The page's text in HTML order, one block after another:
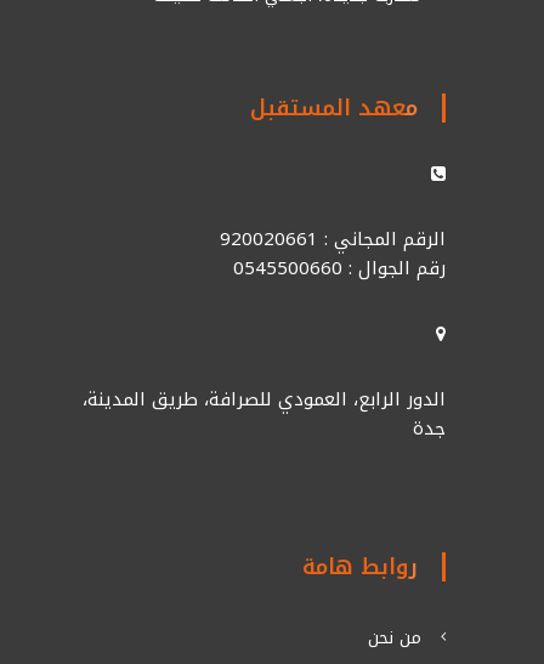
معهد المستقبل
الرقم المجاني : 920020661
رقم الجوال : 0545500660
الدور الرابع، العمودي للصرافة، طريق المدينة،
جدة
روابط هامة
من نحن